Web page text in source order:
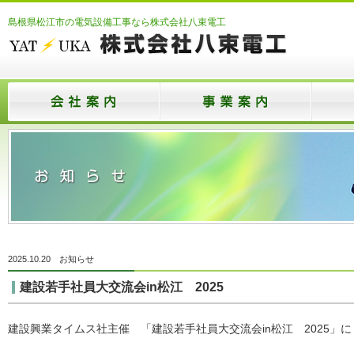
島根県松江市の電気設備工事なら株式会社八束電工
2025.10.20 お知らせ
建設若手社員大交流会in松江 2025
建設興業タイムス社主催 「建設若手社員大交流会in松江 2025」に